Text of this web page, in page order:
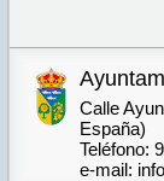
Calle
España)
Teléfono:
e-mail: